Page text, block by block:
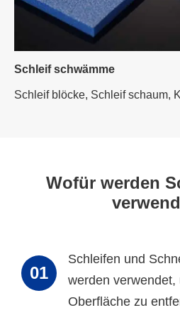
Schleif schwämme
Schleif blöcke, Schleif schaum,
Wofür werden
01
Schleifen und
werden
Oberfläche zu